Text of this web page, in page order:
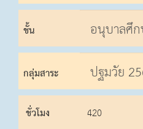
ชั้น
กลุ่มสาระ
ชั่วโมง 420